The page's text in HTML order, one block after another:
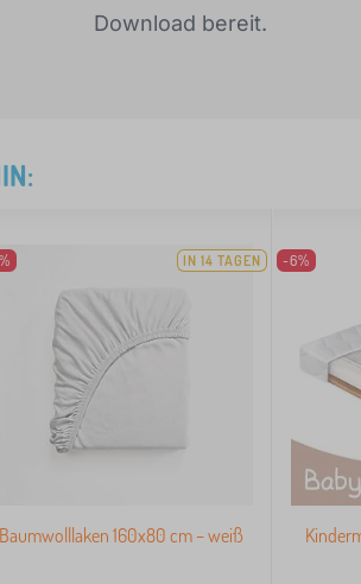
Download bereit.
IN 14 TAGEN
Baumwolllaken 160x80 cm – weiß
-6%